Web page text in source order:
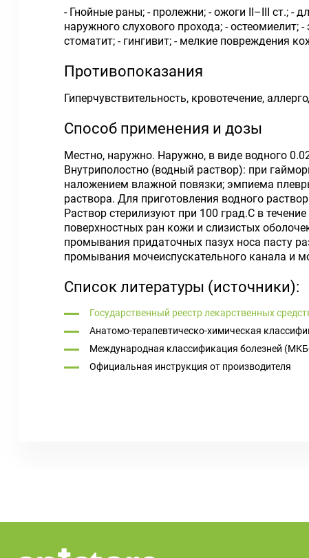
- Гнойные раны; - пролежни; - ожоги II–III ст.; -
наружного слухового прохода; -
стоматит; - гингивит; - мелкие повреждения
Противопоказания
Гиперчувствительность, кровотечение,
Способ применения и дозы
Местно, наружно. Наружно, в виде водного
Внутриполостно (водный раствор): при
наложением влажной повязки; эмпиема
раствора. Для приготовления водного
Раствор стерилизуют при 100 град.С в
поверхностных ран кожи и слизистых
промывания придаточных пазух носа пасту
промывания мочеиспускательного канала и
Список литературы (источники):
Государственный реестр лекарственных
Анатомо-терапевтическо-химическая
Международная классификация болезней
Официальная инструкция от производителя